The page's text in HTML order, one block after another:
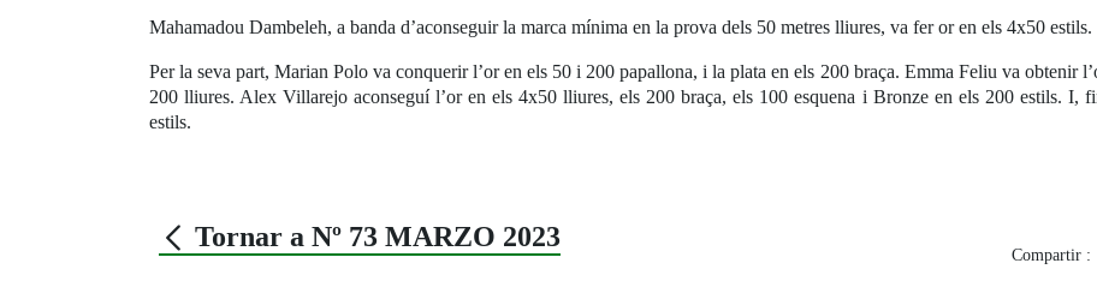
Mahamadou Dambeleh, a banda d’aconseguir la marca mínima en la prova dels 50 metres lliures, va fer or en els 4x50 estils.
Per la seva part, Marian Polo va conquerir l’or en els 50 i 200 papallona, i la plata en els 200 braça. Emma Feliu va obtenir
200 lliures. Alex Villarejo aconseguí l’or en els 4x50 lliures, els 200 braça, els 100 esquena i Bronze en els 200 estils.
estils.
Tornar a Nº 73 MARZO 2023
Compartir :